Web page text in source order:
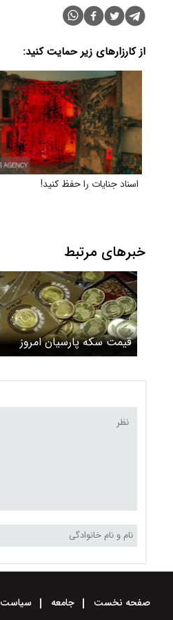
از کارزارهای زیر حمایت کنید:
اسناد جنایات را حفظ کنید!
خبرهای مرتبط
قیمت سکه پارسیان امروز
دوشنبه ۸ اردیبهشت ۱۴۰۴
صفحه نخست جامعه سیاست